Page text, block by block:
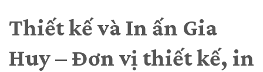
Thiết kế và In ấn Gia
Huy – Đơn vị thiết kế, in